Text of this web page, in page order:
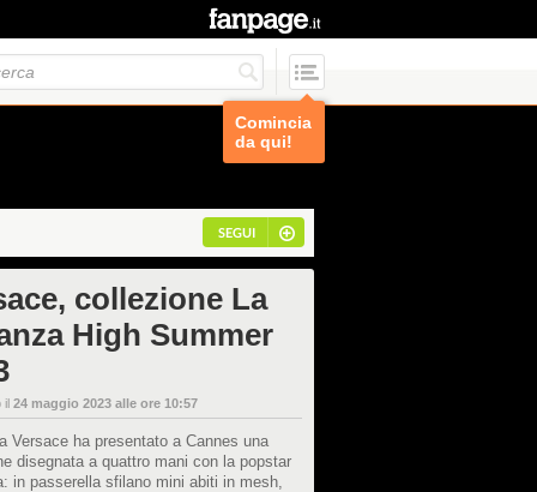
Comincia
da qui!
SEGUI
collezione La
High Summer
il 24 maggio 2023 alle ore 10:57
Versace ha presentato a Cannes una
disegnata a quattro mani con la popstar
in passerella sfilano mini abiti in mesh,